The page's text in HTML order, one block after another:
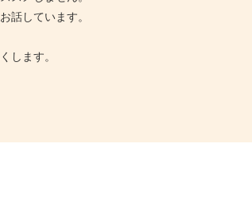
話しています。
します。